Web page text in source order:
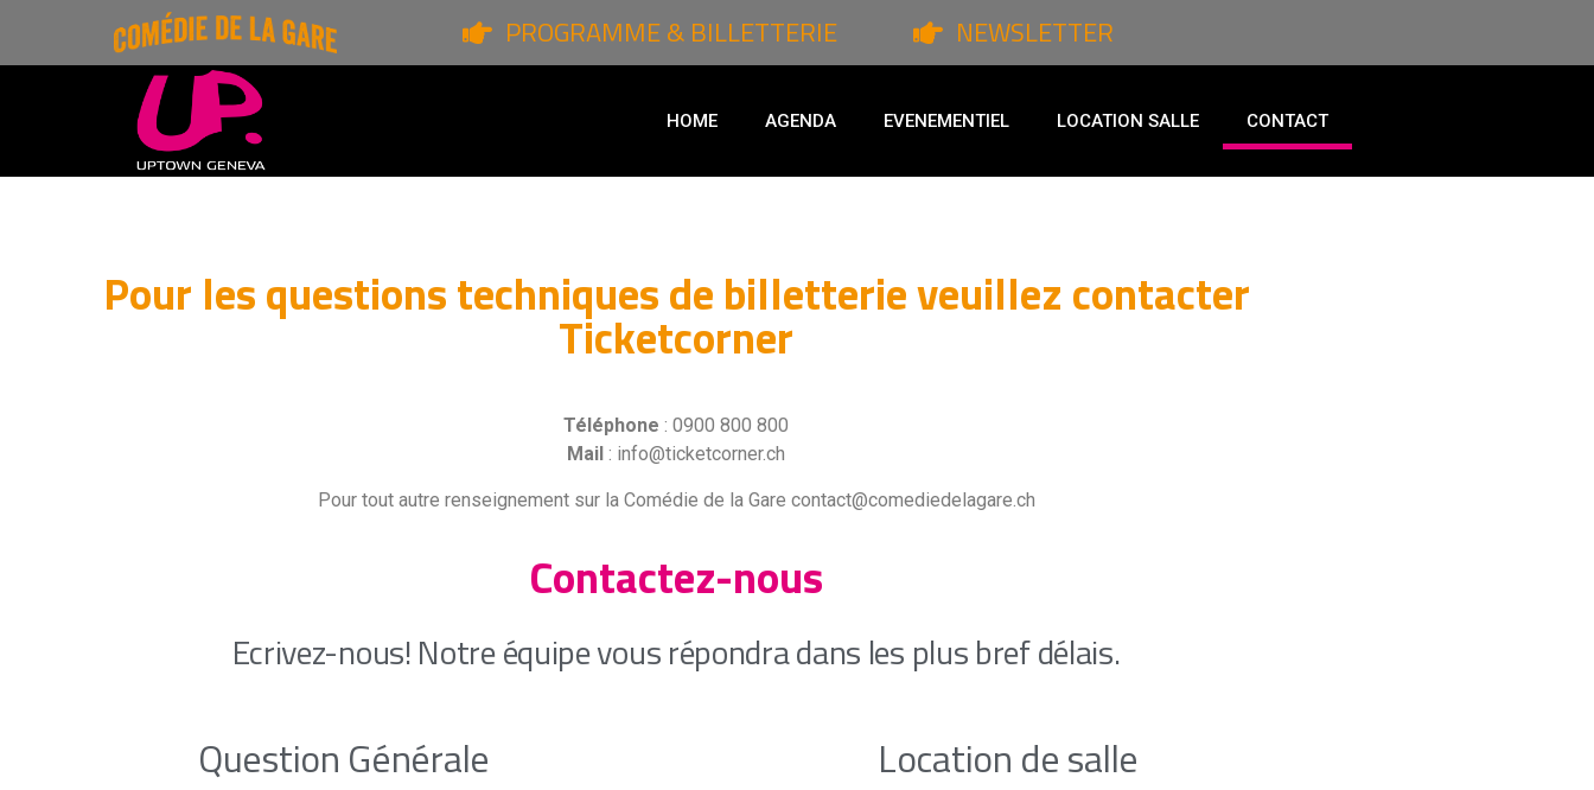
PROGRAMME & BILLETTERIE NEWSLETTER
HOME AGENDA EVENEMENTIEL LOCATION SALLE CONTACT
Pour les questions techniques de billetterie veuillez contacter
Ticketcorner
Téléphone : 0900 800 800
Mail : info@ticketcorner.ch
Pour tout autre renseignement sur la Comédie de la Gare contact@comediedelagare.ch
Contactez-nous
Ecrivez-nous! Notre équipe vous répondra dans les plus bref délais.
Question Générale Location de salle